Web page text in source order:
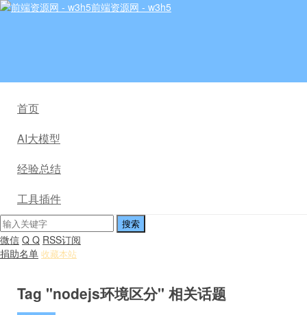
前端资源网 - w3h5
首页
AI大模型
经验总结
工具插件
微信 Q Q RSS订阅
捐助名单 收藏本站
Tag "nodejs环境区分" 相关话题